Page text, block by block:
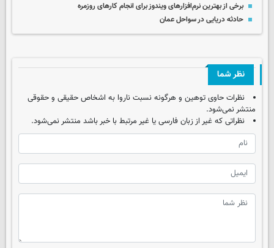
برخی از بهترین نرم‌افزارهای ویندوز برای انجام کارهای روزمره
حادثه دریایی در سواحل عمان
نظر شما
نظرات حاوی توهین و هرگونه نسبت ناروا به اشخاص حقیقی و حقوقی
منتشر نمی‌شود.
نظراتی که غیر از زبان فارسی یا غیر مرتبط با خبر باشد منتشر نمی‌شود.